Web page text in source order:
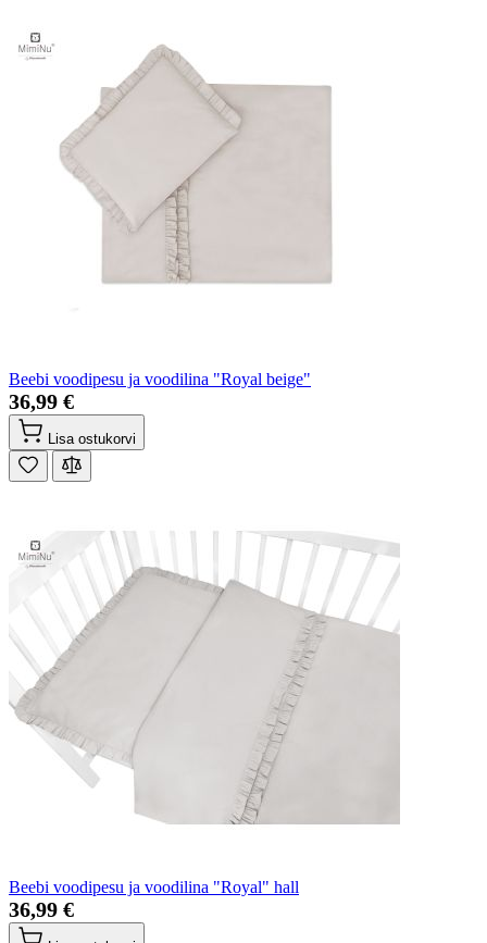
Beebi voodipesu ja voodilina "Royal beige"
36,99 €
Lisa ostukorvi
Beebi voodipesu ja voodilina "Royal" hall
36,99 €